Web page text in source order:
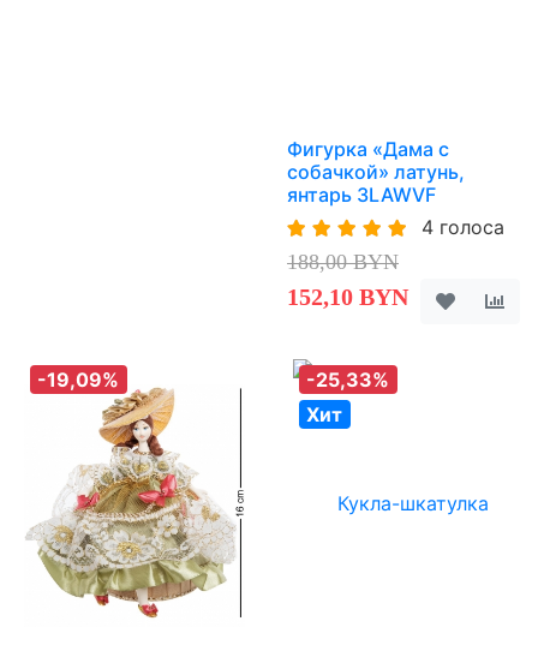
Фигурка «Дама с
собачкой» латунь,
янтарь 3LAWVF
4 голоса
188,00 BYN
152,10 BYN
-19,09%
-25,33%
Хит